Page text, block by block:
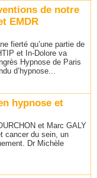
de notre
EMDR
fierté qu’une partie de
et In-Dolore va
Hypnose de Paris
d’hypnose...
hypnose et
et Marc GALY
cancer du sein, un
Dr Michèle